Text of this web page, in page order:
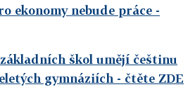
ekonomy nebude práce -
škol umějí češtinu
gymnáziích - čtěte ZDE